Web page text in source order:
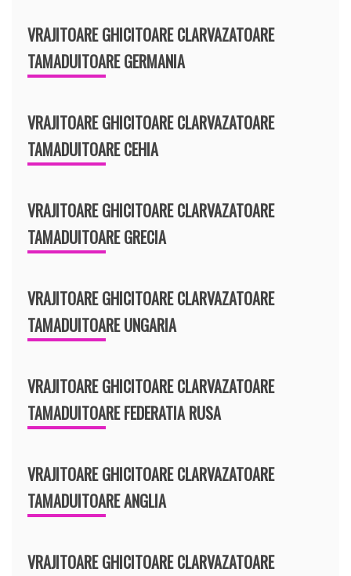
VRAJITOARE GHICITOARE CLARVAZATOARE
TAMADUITOARE GERMANIA
VRAJITOARE GHICITOARE CLARVAZATOARE
TAMADUITOARE CEHIA
VRAJITOARE GHICITOARE CLARVAZATOARE
TAMADUITOARE GRECIA
VRAJITOARE GHICITOARE CLARVAZATOARE
TAMADUITOARE UNGARIA
VRAJITOARE GHICITOARE CLARVAZATOARE
TAMADUITOARE FEDERATIA RUSA
VRAJITOARE GHICITOARE CLARVAZATOARE
TAMADUITOARE ANGLIA
VRAJITOARE GHICITOARE CLARVAZATOARE